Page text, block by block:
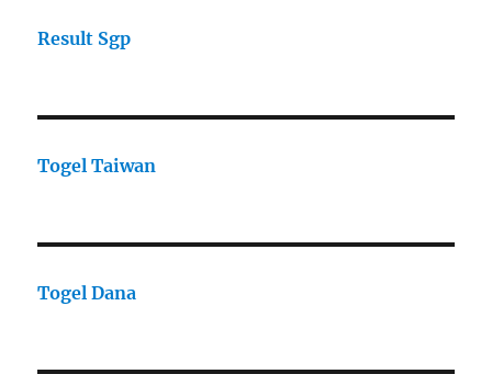
Result Sgp
Togel Taiwan
Togel Dana